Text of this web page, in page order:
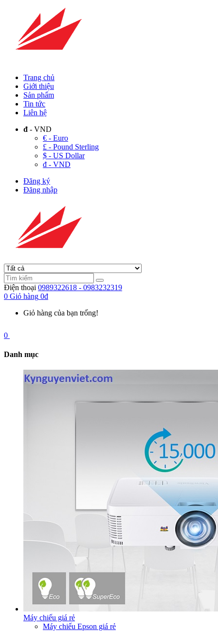
Trang chủ
Giới thiệu
Sản phẩm
Tin tức
Liên hệ
đ - VND
€ - Euro
£ - Pound Sterling
$ - US Dollar
đ - VND
Đăng ký
Đăng nhập
Điện thoại 0989322618 - 0983232319
0 Giỏ hàng 0đ
Giỏ hàng của bạn trống!
0
Danh mục
Máy chiếu giá rẻ
Máy chiếu Epson giá rẻ